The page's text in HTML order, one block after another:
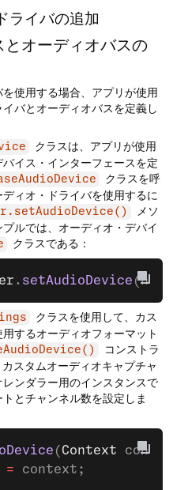
ライバの追加
オーディオバスの
使用する場合、アプリが使用
バとオーディオバスを定義し
クラスは、アプリが使用
イス・インターフェースを定
クラスを呼
ィオ・ドライバを使用するに
メソ
ルでは、オーディオ・デバイ
クラスである：
. setAudioDevice
クラスを使用して、カス
するオーディオフォーマット
コンストラ
カスタムオーディオキャプチャ
ンダラー用のインスタンスで
とチャンネル数を設定しま
( Context
= context;